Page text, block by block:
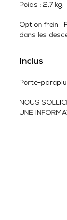
Poids : 2,7 kg.
Option frein :
dans les
Inclus
Porte-
NOUS
UNE